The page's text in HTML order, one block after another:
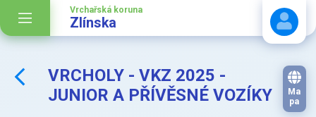
Vrchařská koruna
Zlínska
Stáhnout návod
VRCHOLY - VKZ 2025 -
JUNIOR A PŘÍVĚSNÉ VOZÍKY
Ma
pa